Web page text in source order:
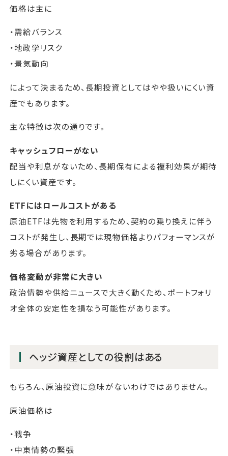
価格は主に
・需給バランス
・地政学リスク
・景気動向
によって決まるため、長期投資としてはやや扱いにくい資
産でもあります。
主な特徴は次の通りです。
キャッシュフローがない
配当や利息がないため、長期保有による複利効果が期待
しにくい資産です。
ETFにはロールコストがある
原油ETFは先物を利用するため、契約の乗り換えに伴う
コストが発生し、長期では現物価格よりパフォーマンスが
劣る場合があります。
価格変動が非常に大きい
政治情勢や供給ニュースで大きく動くため、ポートフォリ
オ全体の安定性を損なう可能性があります。
ヘッジ資産としての役割はある
もちろん、原油投資に意味がないわけではありません。
原油価格は
・戦争
・中東情勢の緊張